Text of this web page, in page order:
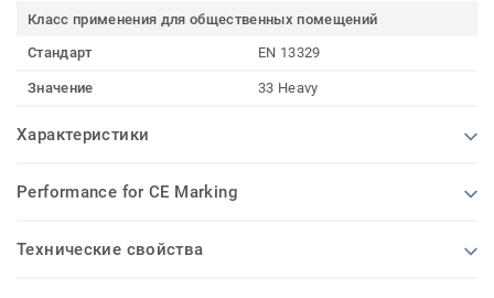
Класс применения для общественных помещений
Стандарт
EN 13329
Значение 33 Heavy
Характеристики
Performance for CE Marking
Технические свойства